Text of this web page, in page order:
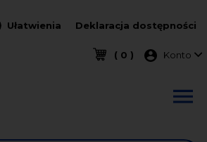
Ułatwienia Deklaracja dostępności
( 0 ) Menu
Konto